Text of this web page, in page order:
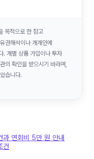
목적으로 한 참고
권해석이나 개개인에
. 개별 상품 가입이나 투자
의 확인을 받으시기 바라며,
습니다.
과 연회비 5만 원 안내
건